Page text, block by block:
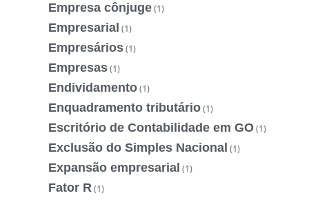
Empresa cônjuge(1)
Empresarial (1)
Empresários(1)
Empresas(1)
Endividamento(1)
Enquadramento tributário(1)
Escritório de Contabilidade em GO(1)
Exclusão do Simples Nacional (1)
Expansão empresarial (1)
Fator R(1)